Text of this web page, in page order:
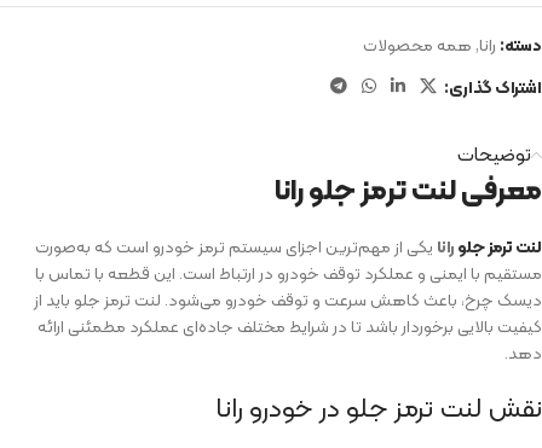
دسته: رانا,همه محصولات
اشتراک گذاری:
توضیحات
معرفی لنت ترمز جلو رانا
لنت ترمز جلورانا یکی از مهم‌ترین اجزای سیستم ترمز خودرو است که به‌صورت
مستقیم با ایمنی و عملکرد توقف خودرو در ارتباط است. این قطعه با تماس با
دیسک چرخ، باعث کاهش سرعت و توقف خودرو می‌شود. لنت ترمز جلو باید از
کیفیت بالایی برخوردار باشد تا در شرایط مختلف جاده‌ای عملکرد مطمئنی ارائه
دهد.
نقش لنت ترمز جلو در خودرو رانا